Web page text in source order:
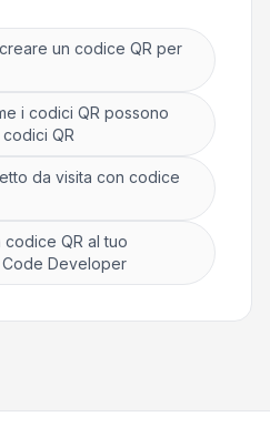
un codice QR per
i codici QR possono
QR
da visita con codice
QR al tuo
Code Developer